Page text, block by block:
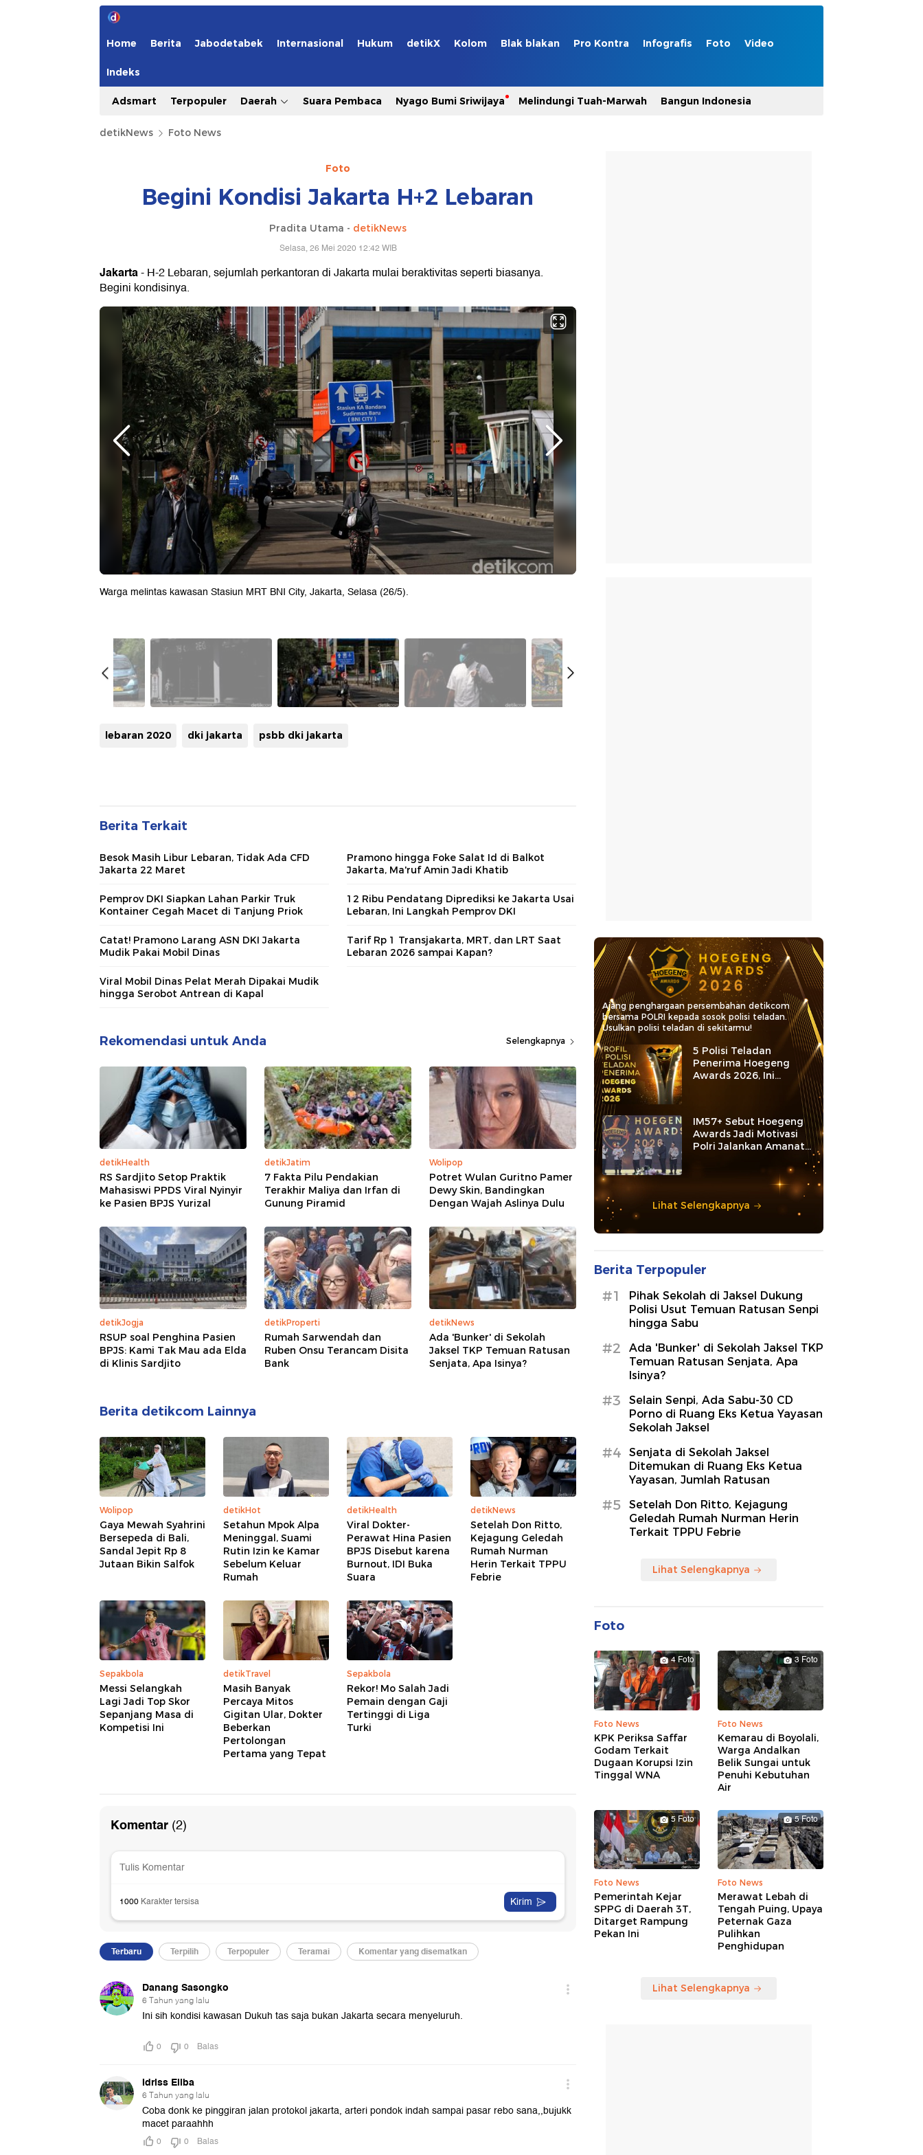
Home Berita Jabodetabek Internasional Hukum detikX Kolom Blak blakan Pro Kontra Infografis Foto Video
Indeks
Adsmart Terpopuler Daerah Suara Pembaca Nyago Bumi Sriwijaya Melindungi Tuah-Marwah Bangun Indonesia
detikNews Foto News
Foto
Begini Kondisi Jakarta H+2 Lebaran
Pradita Utama - detikNews
Selasa, 26 Mei 2020 12:42 WIB
Jakarta- H-2 Lebaran, sejumlah perkantoran di Jakarta mulai beraktivitas seperti biasanya.
Begini kondisinya.
Warga melintas kawasan Stasiun MRT BNI City, Jakarta, Selasa (26/5).
lebaran 2020 dki jakarta psbb dki jakarta
Berita Terkait
Besok Masih Libur Lebaran, Tidak Ada CFD
Jakarta 22 Maret
Pramono hingga Foke Salat Id di Balkot
Jakarta, Ma'ruf Amin Jadi Khatib
Pemprov DKI Siapkan Lahan Parkir Truk
Kontainer Cegah Macet di Tanjung Priok
12 Ribu Pendatang Diprediksi ke Jakarta Usai
Lebaran, Ini Langkah Pemprov DKI
Catat! Pramono Larang ASN DKI Jakarta
Mudik Pakai Mobil Dinas
Tarif Rp 1 Transjakarta, MRT, dan LRT Saat
Lebaran 2026 sampai Kapan?
Viral Mobil Dinas Pelat Merah Dipakai Mudik
hingga Serobot Antrean di Kapal
Rekomendasi untuk Anda Selengkapnya
detikHealth
RS Sardjito Setop Praktik
Mahasiswi PPDS Viral Nyinyir
ke Pasien BPJS Yurizal
detikJatim
7 Fakta Pilu Pendakian
Terakhir Maliya dan Irfan di
Gunung Piramid
Wolipop
Potret Wulan Guritno Pamer
Dewy Skin, Bandingkan
Dengan Wajah Aslinya Dulu
detikJogja
RSUP soal Penghina Pasien
BPJS: Kami Tak Mau ada Elda
di Klinis Sardjito
detikProperti
Rumah Sarwendah dan
Ruben Onsu Terancam Disita
Bank
detikNews
Ada 'Bunker' di Sekolah
Jaksel TKP Temuan Ratusan
Senjata, Apa Isinya?
Berita detikcom Lainnya
Wolipop
Gaya Mewah Syahrini
Bersepeda di Bali,
Sandal Jepit Rp 8
Jutaan Bikin Salfok
detikHot
Setahun Mpok Alpa
Meninggal, Suami
Rutin Izin ke Kamar
Sebelum Keluar
Rumah
detikHealth
Viral Dokter-
Perawat Hina Pasien
BPJS Disebut karena
Burnout, IDI Buka
Suara
detikNews
Setelah Don Ritto,
Kejagung Geledah
Rumah Nurman
Herin Terkait TPPU
Febrie
Sepakbola
Messi Selangkah
Lagi Jadi Top Skor
Sepanjang Masa di
Kompetisi Ini
detikTravel
Masih Banyak
Percaya Mitos
Gigitan Ular, Dokter
Beberkan
Pertolongan
Pertama yang Tepat
Sepakbola
Rekor! Mo Salah Jadi
Pemain dengan Gaji
Tertinggi di Liga
Turki
Ajang penghargaan persembahan detikcom
bersama POLRI kepada sosok polisi teladan.
Usulkan polisi teladan di sekitarmu!
5 Polisi Teladan
Penerima Hoegeng
Awards 2026, Ini
Kategori dan Kiprahnya
IM57+ Sebut Hoegeng
Awards Jadi Motivasi
Polri Jalankan Amanat
Lihat Selengkapnya
Berita Terpopuler
#1
Pihak Sekolah di Jaksel Dukung
Polisi Usut Temuan Ratusan Senpi
hingga Sabu
#2
Ada 'Bunker' di Sekolah Jaksel TKP
Temuan Ratusan Senjata, Apa
Isinya?
#3
Selain Senpi, Ada Sabu-30 CD
Porno di Ruang Eks Ketua Yayasan
Sekolah Jaksel
#4
Senjata di Sekolah Jaksel
Ditemukan di Ruang Eks Ketua
Yayasan, Jumlah Ratusan
#5
Setelah Don Ritto, Kejagung
Geledah Rumah Nurman Herin
Terkait TPPU Febrie
Lihat Selengkapnya
Foto
4 Foto
Foto News
KPK Periksa Saffar
Godam Terkait
Dugaan Korupsi Izin
Tinggal WNA
3 Foto
Foto News
Kemarau di Boyolali,
Warga Andalkan
Belik Sungai untuk
Penuhi Kebutuhan
Air
5 Foto
Foto News
Pemerintah Kejar
SPPG di Daerah 3T,
Ditarget Rampung
Pekan Ini
5 Foto
Foto News
Merawat Lebah di
Tengah Puing, Upaya
Peternak Gaza
Pulihkan
Penghidupan
Lihat Selengkapnya